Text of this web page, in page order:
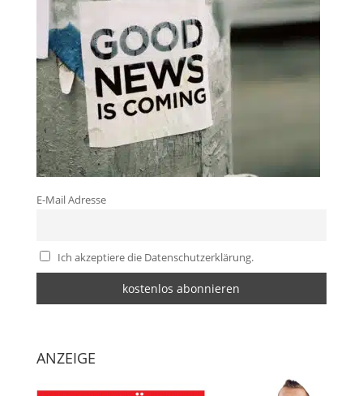
E-Mail Adresse
Ich akzeptiere die Datenschutzerklärung.
ANZEIGE